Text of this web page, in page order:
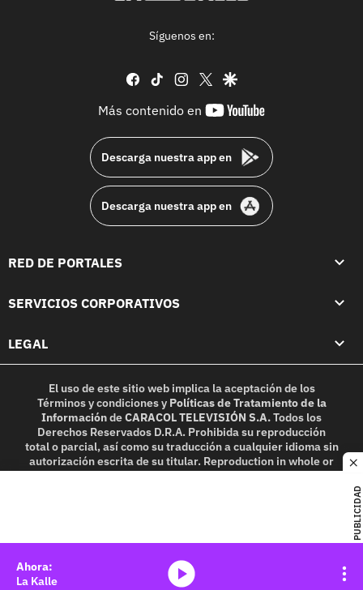
PUBLICIDAD
Síguenos en:
facebook
tiktok instagram
twittergoogle
Más contenido en
youtube-
Descarga nuestra app en
Descarga nuestra app en
RED DE PORTALES
SERVICIOS CORPORATIVOS
LEGAL
El uso de este sitio web implica la aceptación de los
Términos y condicionesy Políticas de Tratamiento de la
InformacióndeCARACOL TELEVISIÓN S.A.Todos los
Derechos Reservados D.R.A. Prohibida su reproducción
total o parcial, así como su traducción a cualquier idioma sin
autorización escrita de su titular. Reproduction in whole or
in part, or translation without written permission is
La Kalle